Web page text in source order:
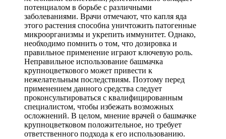
потенциалом в борьбе с различными
заболеваниями. Врачи отмечают, что капля яда
этого растения способна уничтожить патогенные
микроорганизмы и укрепить иммунитет. Однако,
необходимо помнить о том, что дозировка и
правильное применение играют ключевую роль.
Неправильное использование башмачка
крупноцветкового может привести к
нежелательным последствиям. Поэтому перед
применением данного средства следует
проконсультироваться с квалифицированным
специалистом, чтобы избежать возможных
осложнений. В целом, мнение врачей о башмачке
крупноцветковом положительное, но требует
ответственного подхода к его использованию.